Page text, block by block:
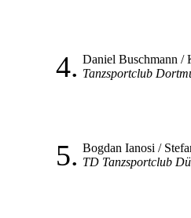
4. Daniel Buschmann /
Tanzsportclub
5. Bogdan Ianosi /
TD Tanzsportclub